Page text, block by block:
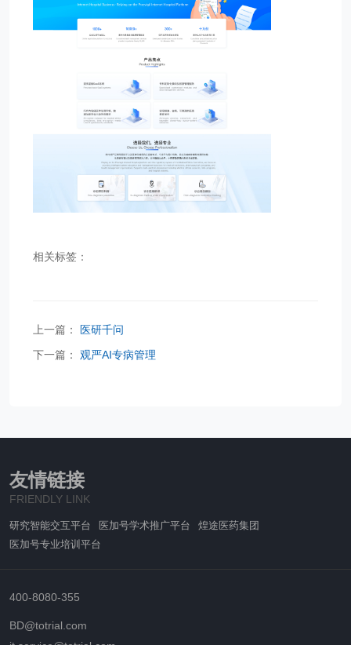
相关标签：
上一篇：
医研千问
下一篇：
观严AI专病管理
友情链接
FRIENDLY LINK
研究智能交互平台 医加号学术推广平台
煌途医药集团
医加号专业培训平台
400-8080-355
BD@totrial.com